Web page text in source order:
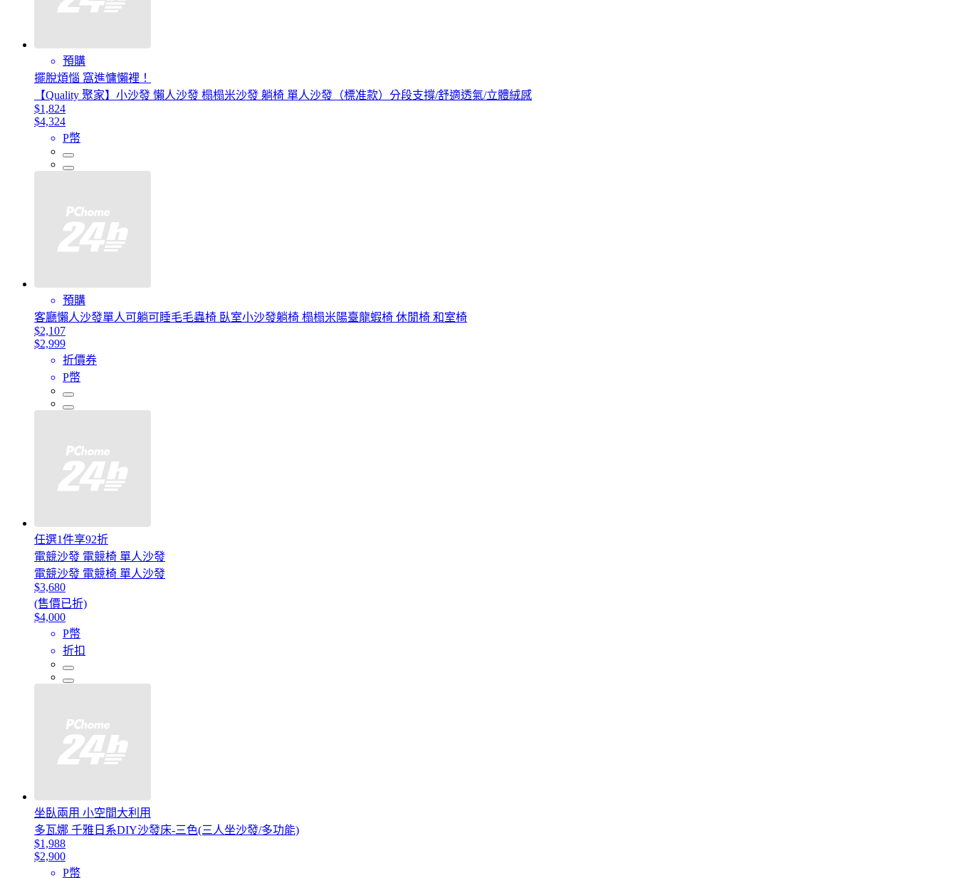
預購
擺脫煩惱 窩進慵懶裡！
【Quality 聚家】小沙發 懶人沙發 榻榻米沙發 躺椅 單人沙發（標准款）分段支撐/舒適透氣/立體絨感
$1,824
$4,324
P幣
預購
客廳懶人沙發單人可躺可睡毛毛蟲椅 臥室小沙發躺椅 榻榻米陽臺龍蝦椅 休閒椅 和室椅
$2,107
$2,999
折價券
P幣
任選1件享92折
電競沙發 電競椅 單人沙發
電競沙發 電競椅 單人沙發
$3,680
(售價已折)
$4,000
P幣
折扣
坐臥兩用 小空間大利用
多瓦娜 千雅日系DIY沙發床-三色(三人坐沙發/多功能)
$1,988
$2,900
P幣